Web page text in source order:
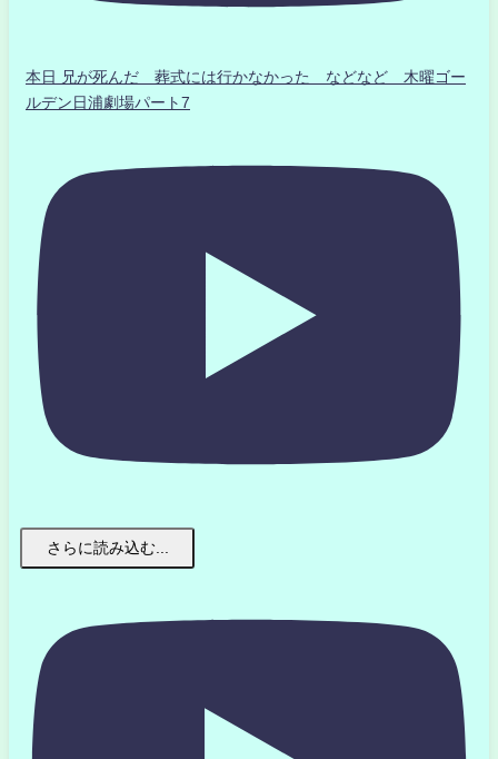
本日 兄が死んだ 葬式には行かなかった などなど 木曜ゴー
ルデン日浦劇場パート7
さらに読み込む...